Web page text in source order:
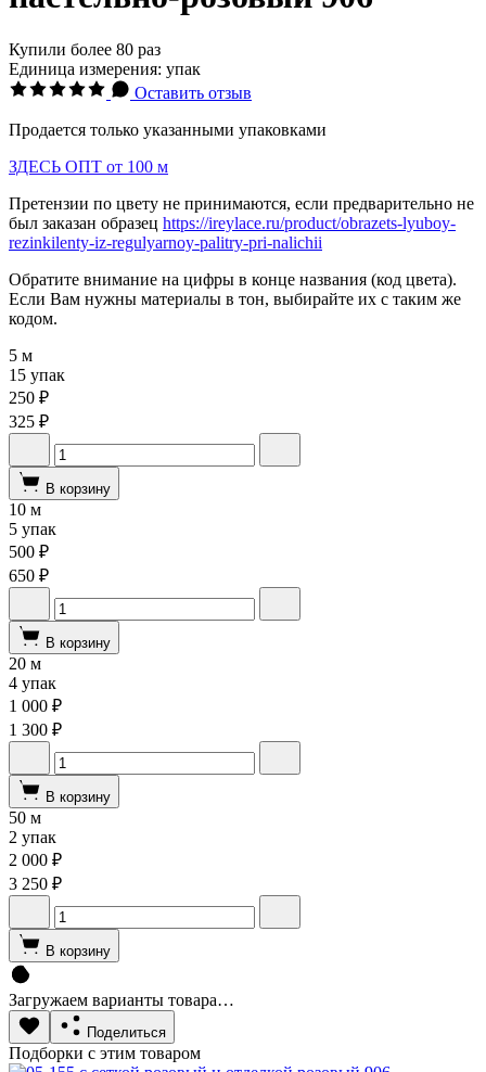
Купили более 80 раз
Единица измерения: упак
Оставить отзыв
Продается только указанными упаковками
ЗДЕСЬ ОПТ от 100 м
Претензии по цвету не принимаются, если предварительно не
был заказан образец https://ireylace.ru/product/obrazets-lyuboy-
rezinkilenty-iz-regulyarnoy-palitry-pri-nalichii
Обратите внимание на цифры в конце названия (код цвета).
Если Вам нужны материалы в тон, выбирайте их с таким же
кодом.
5 м
15 упак
250 ₽
325 ₽
В корзину
10 м
5 упак
500 ₽
650 ₽
В корзину
20 м
4 упак
1 000 ₽
1 300 ₽
В корзину
50 м
2 упак
2 000 ₽
3 250 ₽
В корзину
Загружаем варианты товара…
Поделиться
Подборки с этим товаром